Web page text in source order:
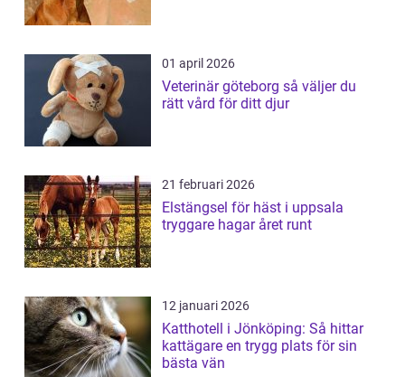
01 april 2026
Veterinär göteborg så väljer du
rätt vård för ditt djur
21 februari 2026
Elstängsel för häst i uppsala
tryggare hagar året runt
12 januari 2026
Katthotell i Jönköping: Så hittar
kattägare en trygg plats för sin
bästa vän